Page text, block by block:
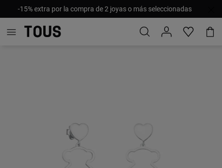
-15% extra por la compra de 2 joyas o más seleccionadas